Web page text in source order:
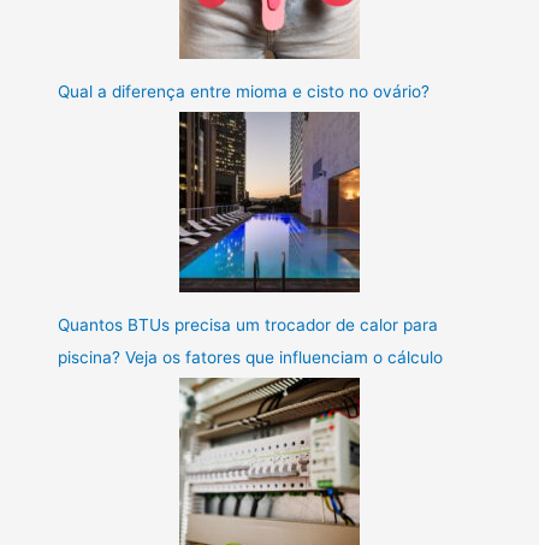
Qual a diferença entre mioma e cisto no ovário?
Quantos BTUs precisa um trocador de calor para
piscina? Veja os fatores que influenciam o cálculo